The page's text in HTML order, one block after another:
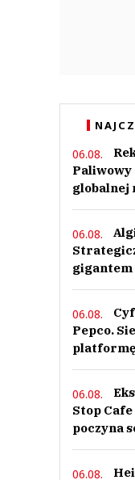
06.08.
globalnej
06.08.
06.08.
Pepco.
06.08.
Stop
poczyna
06.08.